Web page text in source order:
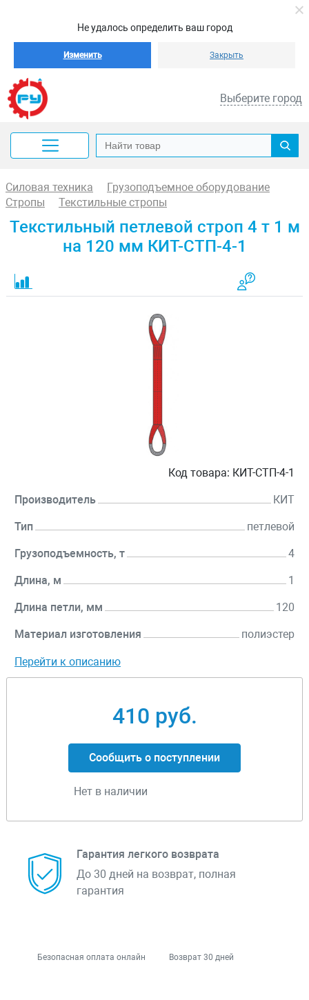
Не удалось определить ваш город
Изменить Закрыть
Выберите город
Силовая техника
Грузоподъемное оборудование
Стропы
Текстильные стропы
Текстильный петлевой строп 4 т 1 м
на 120 мм КИТ-СТП-4-1
Код товара: КИТ-СТП-4-1
Производитель КИТ
Тип петлевой
Грузоподъемность, т 4
Длина, м 1
Длина петли, мм 120
Материал изготовления полиэстер
Перейти к описанию
410 руб.
Сообщить о поступлении
Нет в наличии
Гарантия легкого возврата
До 30 дней на возврат, полная
гарантия
Безопасная оплата онлайн Возврат 30 дней